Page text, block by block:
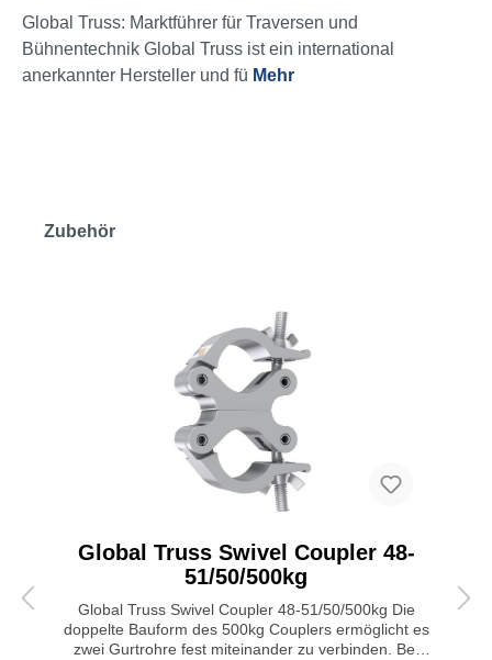
Global Truss: Marktführer für Traversen und
Bühnentechnik Global Truss ist ein international
anerkannter Hersteller und fü Mehr
Zubehör
Global Truss Swivel Coupler 48-
51/50/500kg
Global Truss Swivel Coupler 48-51/50/500kg Die
doppelte Bauform des 500kg Couplers ermöglicht es
zwei Gurtrohre fest miteinander zu verbinden. Bei